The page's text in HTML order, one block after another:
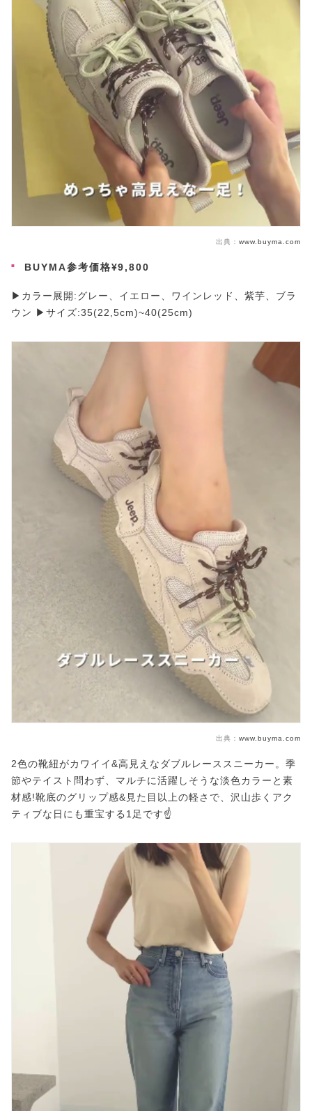
出典： www.buyma.com
BUYMA参考価格¥9,800
▶カラー展開:グレー、イエロー、ワインレッド、紫芋、ブラ
ウン ▶サイズ:35(22,5cm)~40(25cm)
出典： www.buyma.com
2色の靴紐がカワイイ&高見えなダブルレーススニーカー。季
節やテイスト問わず、マルチに活躍しそうな淡色カラーと素
材感!靴底のグリップ感&見た目以上の軽さで、沢山歩くアク
ティブな日にも重宝する1足です☝